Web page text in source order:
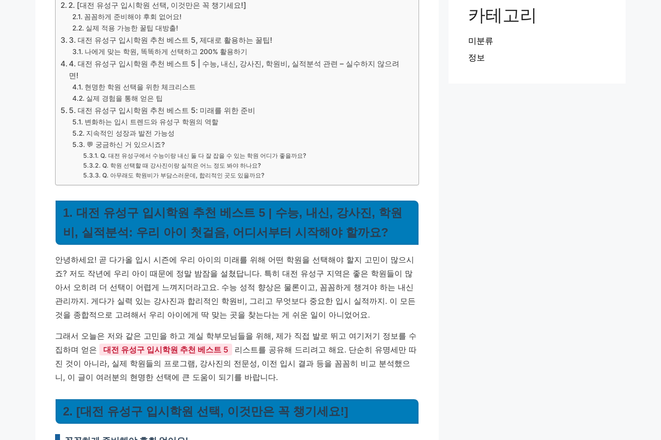
2. [대전 유성구 입시학원 선택, 이것만은 꼭 챙기세요!]
꼼꼼하게 준비해야 후회 없어요!
실제 적용 가능한 꿀팁 대방출!
3. 대전 유성구 입시학원 추천 베스트 5, 제대로 활용하는 꿀팁!
나에게 맞는 학원, 똑똑하게 선택하고 200% 활용하기
4. 대전 유성구 입시학원 추천 베스트 5 | 수능, 내신, 강사진, 학원비, 실적분석 관련 – 실수하지 않으려
면!
현명한 학원 선택을 위한 체크리스트
실제 경험을 통해 얻은 팁
5. 대전 유성구 입시학원 추천 베스트 5: 미래를 위한 준비
변화하는 입시 트렌드와 유성구 학원의 역할
지속적인 성장과 발전 가능성
💬 궁금하신 거 있으시죠?
Q. 대전 유성구에서 수능이랑 내신 둘 다 잘 잡을 수 있는 학원 어디가 좋을까요?
Q. 학원 선택할 때 강사진이랑 실적은 어느 정도 봐야 하나요?
Q. 아무래도 학원비가 부담스러운데, 합리적인 곳도 있을까요?
1. 대전 유성구 입시학원 추천 베스트 5 | 수능, 내신, 강사진, 학원
비, 실적분석: 우리 아이 첫걸음, 어디서부터 시작해야 할까요?
안녕하세요! 곧 다가올 입시 시즌에 우리 아이의 미래를 위해 어떤 학원을 선택해야 할지 고민이 많으시
죠? 저도 작년에 우리 아이 때문에 정말 밤잠을 설쳤답니다. 특히 대전 유성구 지역은 좋은 학원들이 많
아서 오히려 더 선택이 어렵게 느껴지더라고요. 수능 성적 향상은 물론이고, 꼼꼼하게 챙겨야 하는 내신
관리까지. 게다가 실력 있는 강사진과 합리적인 학원비, 그리고 무엇보다 중요한 입시 실적까지. 이 모든
것을 종합적으로 고려해서 우리 아이에게 딱 맞는 곳을 찾는다는 게 쉬운 일이 아니었어요.
그래서 오늘은 저와 같은 고민을 하고 계실 학부모님들을 위해, 제가 직접 발로 뛰고 여기저기 정보를 수
집하며 얻은
대전 유성구 입시학원 추천 베스트 5
리스트를 공유해 드리려고 해요. 단순히 유명세만 따
진 것이 아니라, 실제 학원들의 프로그램, 강사진의 전문성, 이전 입시 결과 등을 꼼꼼히 비교 분석했으
니, 이 글이 여러분의 현명한 선택에 큰 도움이 되기를 바랍니다.
2. [대전 유성구 입시학원 선택, 이것만은 꼭 챙기세요!]
카테고리
미분류
정보